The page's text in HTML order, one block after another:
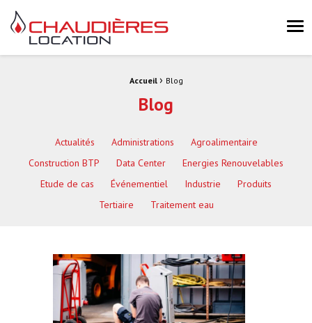
Chaudières Location Location de chaudière et chaufferie mobile
Accueil › Blog
Blog
Actualités Administrations
Agroalimentaire
Construction BTP
Data Center
Energies Renouvelables
Etude de cas
Événementiel Industrie
Produits
Tertiaire
Traitement eau
Actualités
Protégé : Chaudières Location aux JO
de Paris 2024
Lire la suite